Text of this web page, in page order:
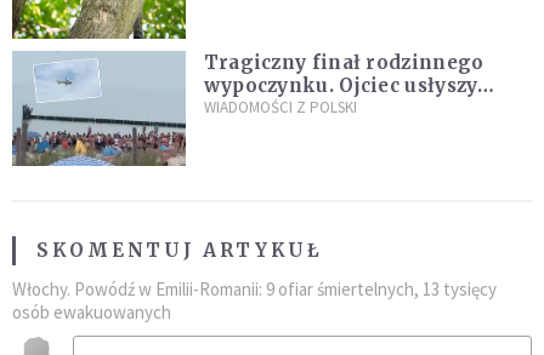
Tragiczny finał rodzinnego
wypoczynku. Ojciec usłyszy
zarzuty
WIADOMOŚCI Z POLSKI
SKOMENTUJ ARTYKUŁ
Włochy. Powódź w Emilii-Romanii: 9 ofiar śmiertelnych, 13 tysięcy
osób ewakuowanych